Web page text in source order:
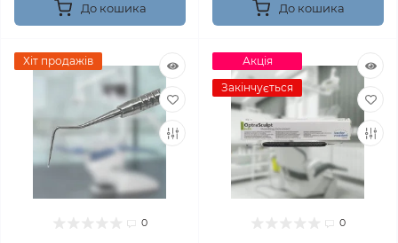
До кошика До кошика
Хіт продажів
0
Акція
Закінчується
0